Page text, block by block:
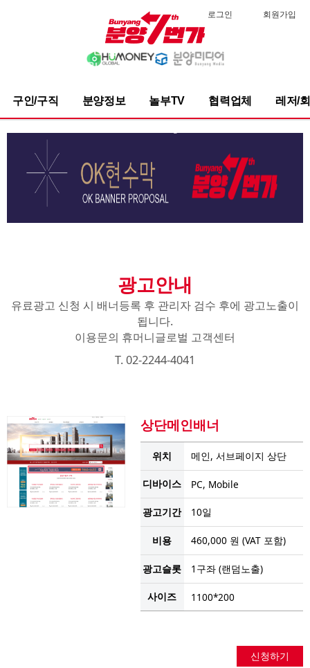
로그인 회원가입
구인/구직 분양정보 놀부TV 협력업체 레저/
광고안내
유료광고 신청 시 배너등록 후 관리자 검수 후에 광고노출이
됩니다.
이용문의 휴머니글로벌 고객센터
T. 02-2244-4041
상단메인배너
위치 메인, 서브페이지 상단
디바이스 PC, Mobile
광고기간 10일
비용 460,000 원 (VAT 포함)
광고슬롯 1구좌 (랜덤노출)
사이즈 1100*200
신청하기